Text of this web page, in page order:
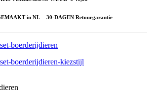
in NL 30-DAGEN Retourgarantie